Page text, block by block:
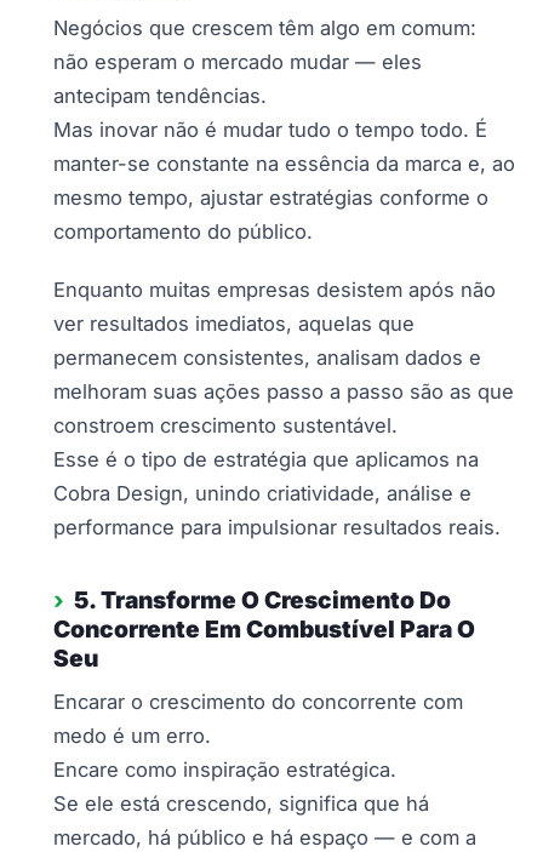
Negócios que crescem têm algo em comum:
não esperam o mercado mudar — eles
antecipam tendências.
Mas inovar não é mudar tudo o tempo todo. É
manter-se constante na essência da marca e, ao
mesmo tempo, ajustar estratégias conforme o
comportamento do público.
Enquanto muitas empresas desistem após não
ver resultados imediatos, aquelas que
permanecem consistentes, analisam dados e
melhoram suas ações passo a passo são as que
constroem crescimento sustentável.
Esse é o tipo de estratégia que aplicamos na
Cobra Design, unindo criatividade, análise e
performance para impulsionar resultados reais.
5. Transforme O Crescimento Do
Concorrente Em Combustível Para O
Seu
Encarar o crescimento do concorrente com
medo é um erro.
Encare como inspiração estratégica.
Se ele está crescendo, significa que há
mercado, há público e há espaço — e com a